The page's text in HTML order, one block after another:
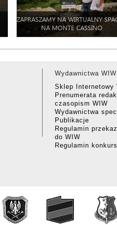
ZAPRASZAMY NA WIRTUALNY
NA MONTE CASSINO
Wydawnictwa WIW
Sklep Internetowy
Prenumerata
czasopism WIW
Wydawnictwa
Publikacje
Regulamin
do WIW
Regulamin